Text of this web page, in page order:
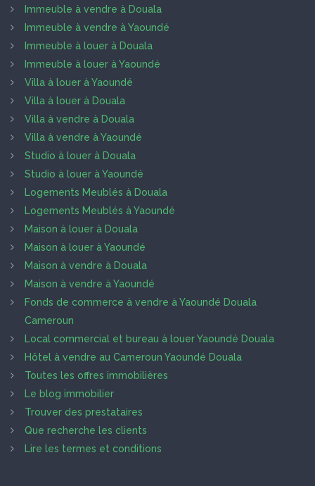
Immeuble à vendre à Douala
Immeuble à vendre à Yaoundé
Immeuble à louer à Douala
Immeuble à louer à Yaoundé
Villa à louer à Yaoundé
Villa à louer à Douala
Villa à vendre à Douala
Villa à vendre à Yaoundé
Studio à louer à Douala
Studio à louer à Yaoundé
Logements Meublés à Douala
Logements Meublés à Yaoundé
Maison à louer à Douala
Maison à louer à Yaoundé
Maison à vendre à Douala
Maison à vendre à Yaoundé
Fonds de commerce à vendre à Yaoundé Douala
Cameroun
Local commercial et bureau à louer Yaoundé Douala
Hôtel à vendre au Cameroun Yaoundé Douala
Toutes les offres immobilières
Le blog immobilier
Trouver des prestataires
Que recherche les clients
Lire les termes et conditions